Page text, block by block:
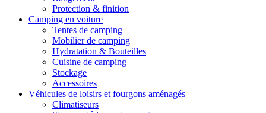
Protection & finition
Camping en voiture
Tentes de camping
Mobilier de camping
Hydratation & Bouteilles
Cuisine de camping
Stockage
Accessoires
Véhicules de loisirs et fourgons aménagés
Climatiseurs